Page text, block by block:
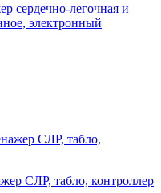
сердечно-легочная и
электронный
СЛР, табло, контроллер